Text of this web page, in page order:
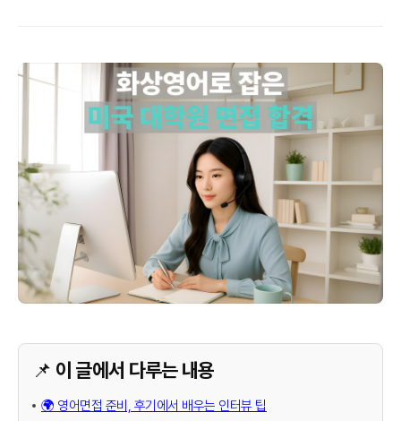
📌 이 글에서 다루는 내용
🌍 영어면접 준비, 후기에서 배우는 인터뷰 팁